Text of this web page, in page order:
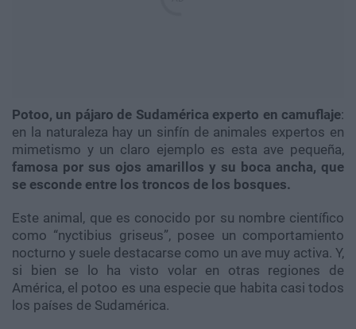
Potoo, un pájaro de Sudamérica experto en camuflaje:
en la naturaleza hay un sinfín de animales expertos en
mimetismo y un claro ejemplo es esta ave pequeña,
famosa por sus ojos amarillos y su boca ancha, que
se esconde entre los troncos de los bosques.
Este animal, que es conocido por su nombre científico
como “nyctibius griseus”, posee un comportamiento
nocturno y suele destacarse como un ave muy activa. Y,
si bien se lo ha visto volar en otras regiones de
América, el potoo es una especie que habita casi todos
los países de Sudamérica.